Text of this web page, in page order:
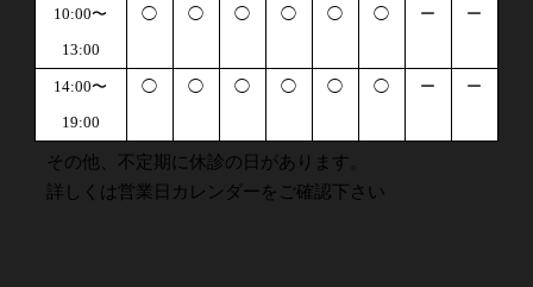
10:00〜
13:00
◯ ◯ ◯ ◯ ◯ ◯ ー ー
14:00〜
19:00
◯ ◯ ◯ ◯ ◯ ◯ ー ー
その他、不定期に休診の日があります。
詳しくは営業日カレンダーをご確認下さい